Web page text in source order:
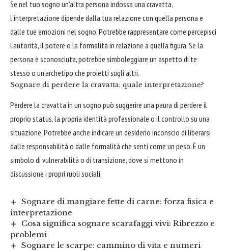
Se nel tuo sogno un’altra persona indossa una cravatta,
l’interpretazione dipende dalla tua relazione con quella persona e
dalle tue emozioni nel sogno. Potrebbe rappresentare come percepisci
l’autorità, il potere o la formalità in relazione a quella figura. Se la
persona è sconosciuta, potrebbe simboleggiare un aspetto di te
stesso o un’archetipo che proietti sugli altri.
Sognare di perdere la cravatta: quale interpretazione?
Perdere la cravatta in un sogno può suggerire una paura di perdere il
proprio status, la propria identità professionale o il controllo su una
situazione. Potrebbe anche indicare un desiderio inconscio di liberarsi
dalle responsabilità o dalle formalità che senti come un peso. È un
simbolo di vulnerabilità o di transizione, dove si mettono in
discussione i propri ruoli sociali.
Sognare di mangiare fette di carne: forza fisica e
interpretazione
Cosa significa sognare scarafaggi vivi: Ribrezzo e
problemi
Sognare le scarpe: cammino di vita e numeri